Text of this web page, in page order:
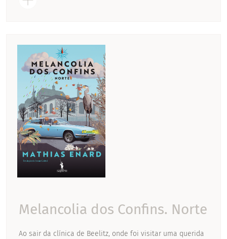
Melancolia dos Confins. Norte
Ao sair da clínica de Beelitz, onde foi visitar uma querida